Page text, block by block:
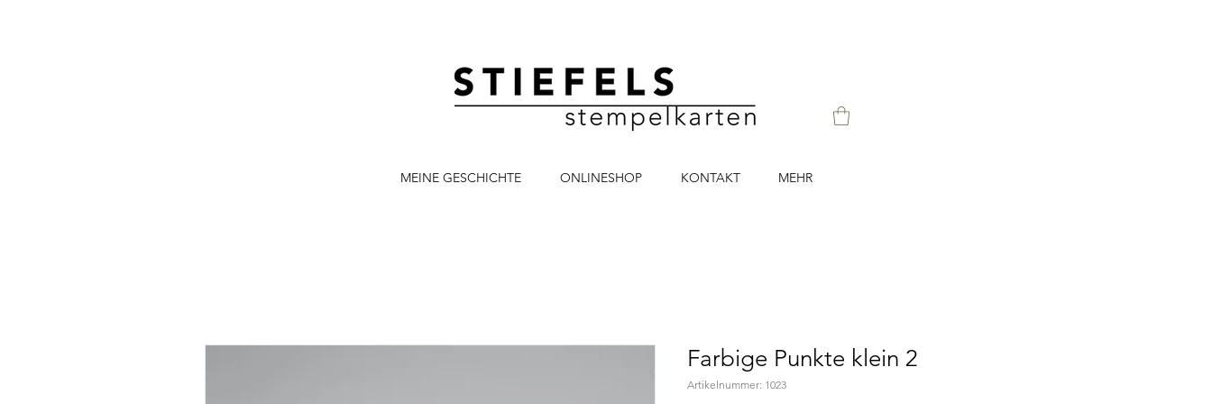
MEINE GESCHICHTE ONLINESHOP KONTAKT MEHR
Farbige Punkte klein 2
Artikelnummer: 1023